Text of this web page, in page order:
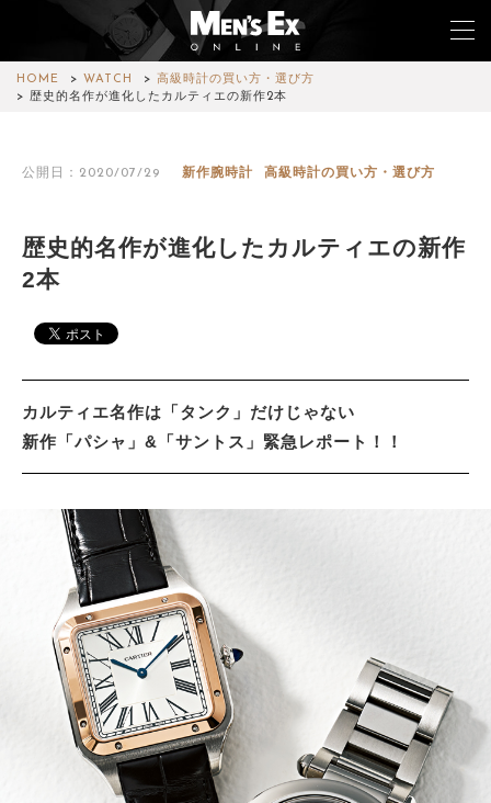
HOME WATCH
高級時計の買い方・選び方
歴史的名作が進化したカルティエの新作2本
公開日：2020/07/29 新作腕時計 高級時計の買い方・選び方
歴史的名作が進化したカルティエの新作
2本
カルティエ名作は「タンク」だけじゃない
新作「パシャ」&「サントス」緊急レポート！！
WATCH
CAR&BIKE
LIFESTYLE
MAGAZINE